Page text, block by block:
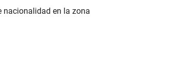
nacionalidad en la zona